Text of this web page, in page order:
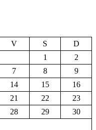
V S
D
1
2
7 8
9
14 15
16
21 22
23
28 29
30